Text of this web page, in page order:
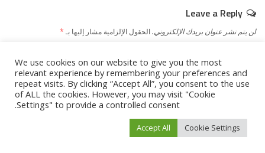
Leave a Reply
لن يتم نشر عنوان بريدك الإلكتروني.الحقول الإلزامية مشار إليها بـ*
We use cookies on our website to give you the most
relevant experience by remembering your preferences and
repeat visits. By clicking “Accept All”, you consent to the use
of ALL the cookies. However, you may visit "Cookie
Settings" to provide a controlled consent.
Cookie Settings
Accept All